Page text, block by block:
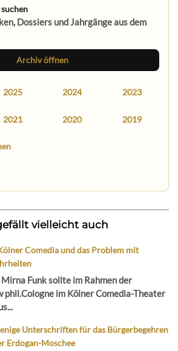
Dossiers und Jahrgänge aus dem
Archiv öffnen
2025 2024 2023
2021 2020 2019
vielleicht auch
Comedia und das Problem mit
Funk sollte im Rahmen der
phil.Cologne im Kölner Comedia-Theater
Unterschriften für das Bürgerbegehren
Erdogan-Moschee